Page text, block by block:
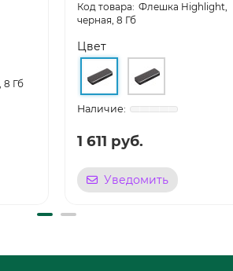
8 Гб
Флешка Highlight,
черная, 8 Гб
Цвет
1 611 руб.
Уведомить